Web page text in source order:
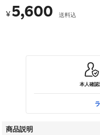
¥ 5,600 送料込
本人確
商品説明